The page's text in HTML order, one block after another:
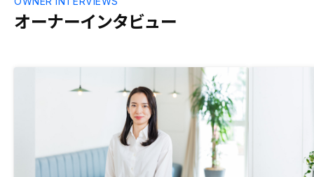
オーナーインタビュー